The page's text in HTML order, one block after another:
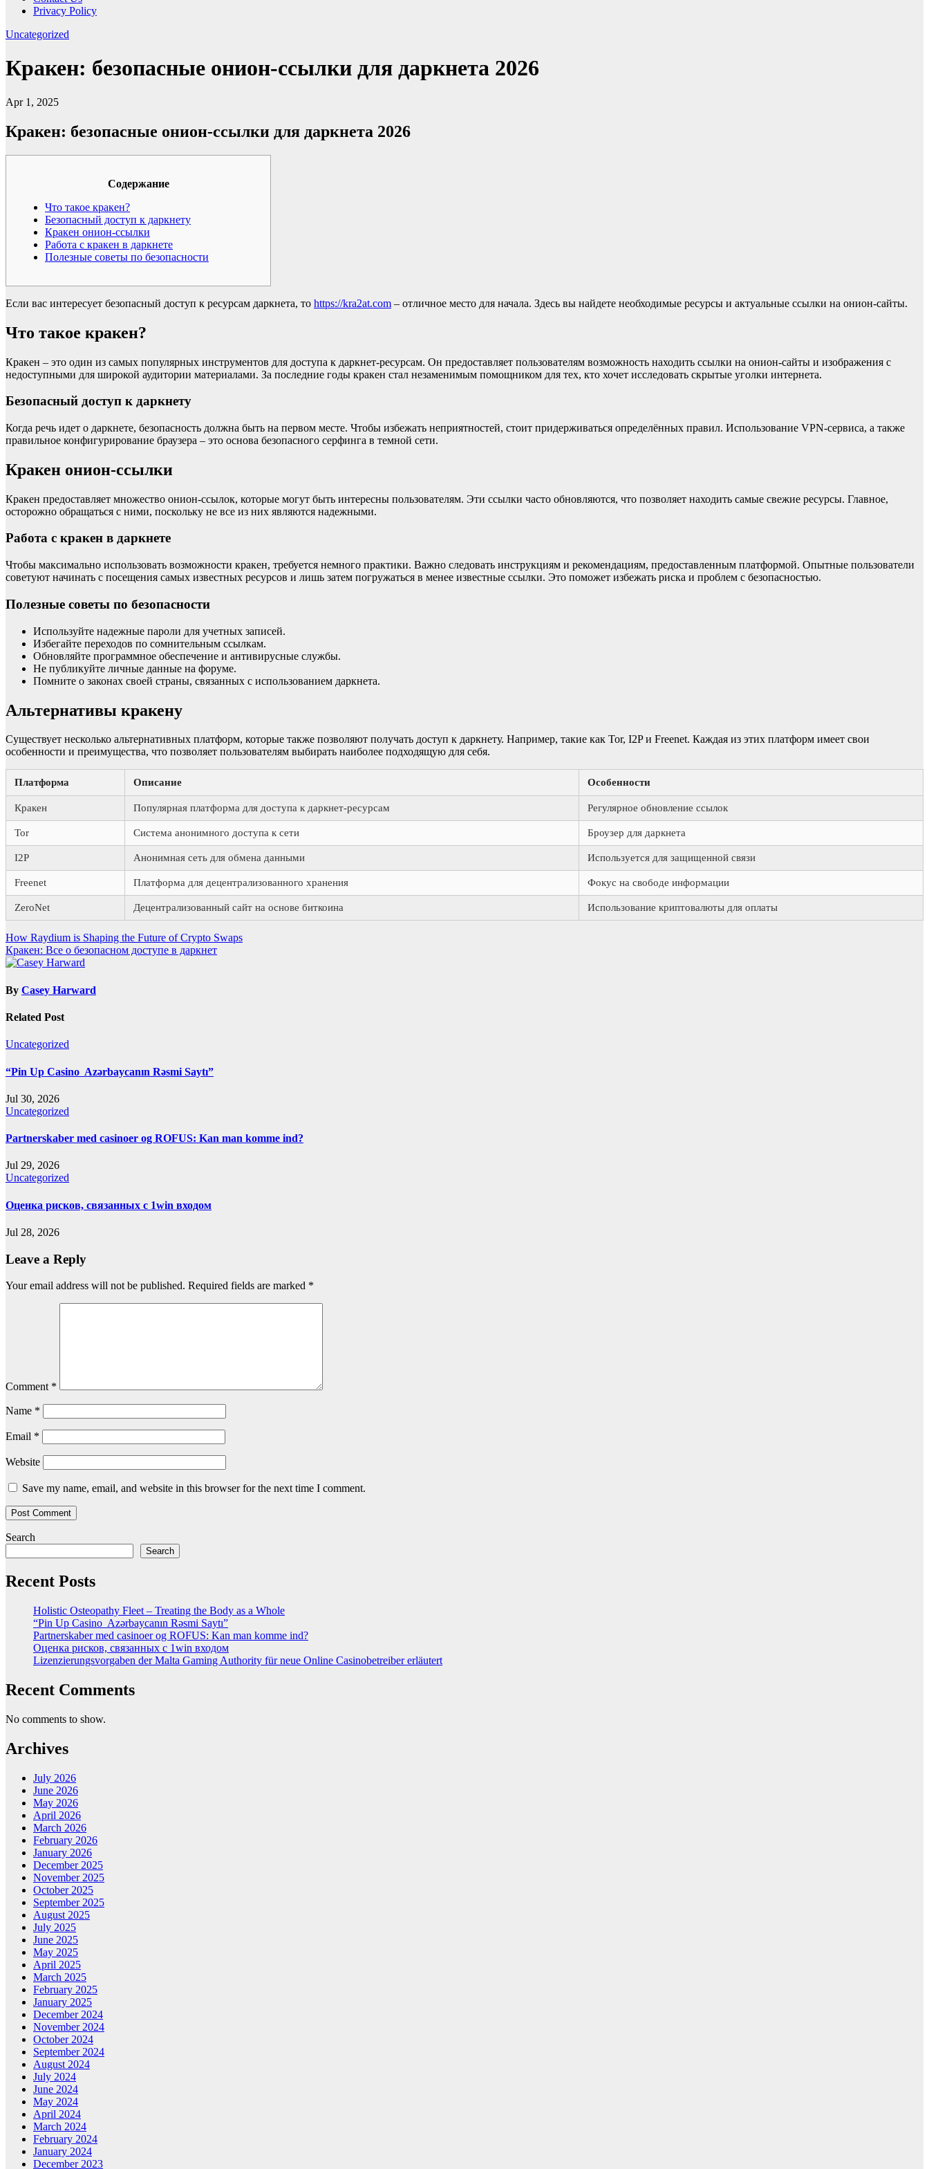
Privacy Policy
Uncategorized
Кракен: безопасные онион-ссылки для даркнета 2026
Apr 1, 2025
Кракен: безопасные онион-ссылки для даркнета 2026
Содержание
Что такое кракен?
Безопасный доступ к даркнету
Кракен онион-ссылки
Работа с кракен в даркнете
Полезные советы по безопасности
Если вас интересует безопасный доступ к ресурсам даркнета, то https://kra2at.com – отличное место для начала. Здесь вы найдете необходимые ресурсы и актуальные ссылки на онион-сайты.
Что такое кракен?
Кракен – это один из самых популярных инструментов для доступа к даркнет-ресурсам. Он предоставляет пользователям возможность находить ссылки на онион-сайты и изображения с
недоступными для широкой аудитории материалами. За последние годы кракен стал незаменимым помощником для тех, кто хочет исследовать скрытые уголки интернета.
Безопасный доступ к даркнету
Когда речь идет о даркнете, безопасность должна быть на первом месте. Чтобы избежать неприятностей, стоит придерживаться определённых правил. Использование VPN-сервиса, а также
правильное конфигурирование браузера – это основа безопасного серфинга в темной сети.
Кракен онион-ссылки
Кракен предоставляет множество онион-ссылок, которые могут быть интересны пользователям. Эти ссылки часто обновляются, что позволяет находить самые свежие ресурсы. Главное,
осторожно обращаться с ними, поскольку не все из них являются надежными.
Работа с кракен в даркнете
Чтобы максимально использовать возможности кракен, требуется немного практики. Важно следовать инструкциям и рекомендациям, предоставленным платформой. Опытные пользователи
советуют начинать с посещения самых известных ресурсов и лишь затем погружаться в менее известные ссылки. Это поможет избежать риска и проблем с безопасностью.
Полезные советы по безопасности
Используйте надежные пароли для учетных записей.
Избегайте переходов по сомнительным ссылкам.
Обновляйте программное обеспечение и антивирусные службы.
Не публикуйте личные данные на форуме.
Помните о законах своей страны, связанных с использованием даркнета.
Альтернативы кракену
Существует несколько альтернативных платформ, которые также позволяют получать доступ к даркнету. Например, такие как Tor, I2P и Freenet. Каждая из этих платформ имеет свои
особенности и преимущества, что позволяет пользователям выбирать наиболее подходящую для себя.
Платформа Описание Особенности
Кракен Популярная платформа для доступа к даркнет-ресурсам Регулярное обновление ссылок
Tor Система анонимного доступа к сети Броузер для даркнета
I2P Анонимная сеть для обмена данными Используется для защищенной связи
Freenet Платформа для децентрализованного хранения Фокус на свободе информации
ZeroNet Децентрализованный сайт на основе биткоина Использование криптовалюты для оплаты
Post
navigation
How Raydium is Shaping the Future of Crypto Swaps
Кракен: Все о безопасном доступе в даркнет
By Casey Harward
Related Post
Uncategorized
“Pin Up Casino ️ Azərbaycanın Rəsmi Saytı”
Jul 30, 2026
Uncategorized
Partnerskaber med casinoer og ROFUS: Kan man komme ind?
Jul 29, 2026
Uncategorized
Оценка рисков, связанных с 1win входом
Jul 28, 2026
Leave a Reply
Your email address will not be published. Required fields are marked *
Comment *
Name *
Email *
Website
Save my name, email, and website in this browser for the next time I comment.
Search
Search
Recent Posts
Holistic Osteopathy Fleet – Treating the Body as a Whole
“Pin Up Casino ️ Azərbaycanın Rəsmi Saytı”
Partnerskaber med casinoer og ROFUS: Kan man komme ind?
Оценка рисков, связанных с 1win входом
Lizenzierungsvorgaben der Malta Gaming Authority für neue Online Casinobetreiber erläutert
Recent Comments
No comments to show.
Archives
July 2026
June 2026
May 2026
April 2026
March 2026
February 2026
January 2026
December 2025
November 2025
October 2025
September 2025
August 2025
July 2025
June 2025
May 2025
April 2025
March 2025
February 2025
January 2025
December 2024
November 2024
October 2024
September 2024
August 2024
July 2024
June 2024
May 2024
April 2024
March 2024
February 2024
January 2024
December 2023